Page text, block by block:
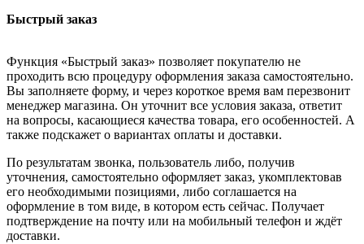
Быстрый заказ
Функция «Быстрый заказ» позволяет покупателю не
проходить всю процедуру оформления заказа самостоятельно.
Вы заполняете форму, и через короткое время вам перезвонит
менеджер магазина. Он уточнит все условия заказа, ответит
на вопросы, касающиеся качества товара, его особенностей. А
также подскажет о вариантах оплаты и доставки.
По результатам звонка, пользователь либо, получив
уточнения, самостоятельно оформляет заказ, укомплектовав
его необходимыми позициями, либо соглашается на
оформление в том виде, в котором есть сейчас. Получает
подтверждение на почту или на мобильный телефон и ждёт
доставки.